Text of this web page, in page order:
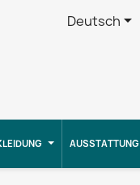
Deutsch
AUSSTATTUNG